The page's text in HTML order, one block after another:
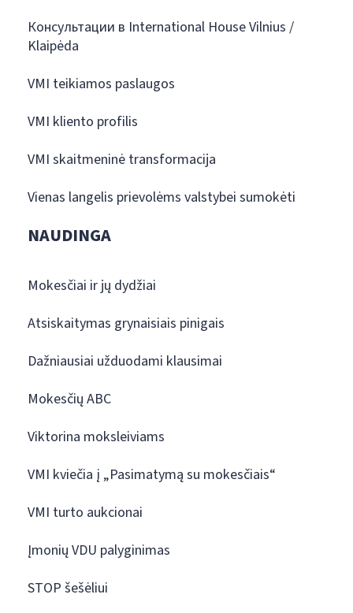
Консультации в International House Vilnius /
Klaipėda
VMI teikiamos paslaugos
VMI kliento profilis
VMI skaitmeninė transformacija
Vienas langelis prievolėms valstybei sumokėti
NAUDINGA
Mokesčiai ir jų dydžiai
Atsiskaitymas grynaisiais pinigais
Dažniausiai užduodami klausimai
Mokesčių ABC
Viktorina moksleiviams
VMI kviečia į „Pasimatymą su mokesčiais“
VMI turto aukcionai
Įmonių VDU palyginimas
STOP šešėliui